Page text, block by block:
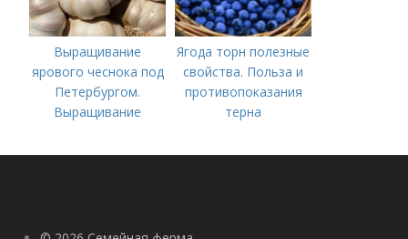
Выращивание
ярового чеснока под
Петербургом.
Выращивание
важных моментов
Ягода торн полезные
свойства. Польза и
противопоказания
терна